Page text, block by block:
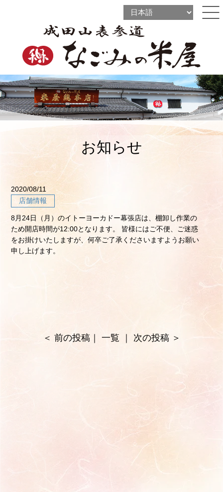
ine
お知らせ
2020/08/11
店舗情報
8月24日（月）のイトーヨーカドー幕張店は、棚卸し作業の
ため開店時間が12:00となります。 皆様にはご不便、ご迷惑
をお掛けいたしますが、何卒ご了承くださいますようお願い
申し上げます。
＜ 前の投稿｜ 一覧 次の投稿＞